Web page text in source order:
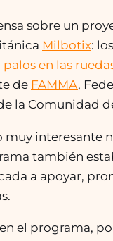
sobre un
Milbotix:
palos en las
de FAMMA,
la Comunidad
interesante
también
a apoyar,
el programa,